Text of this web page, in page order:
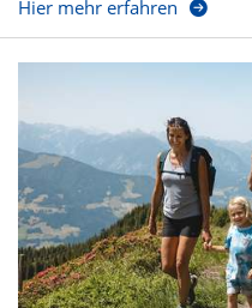
Hier mehr erfahren